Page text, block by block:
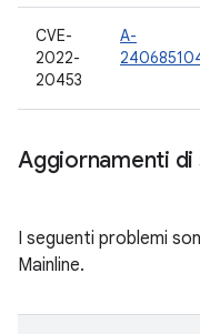
CVE-
2022-
20453
A-
Aggiornamenti di
I seguenti problemi
Mainline.